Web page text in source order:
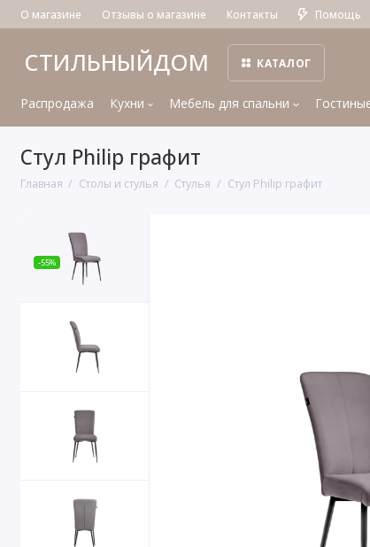
О магазине Отзывы о магазине Контакты Помощь
СТИЛЬНЫЙДОМ КАТАЛОГ
Распродажа Кухни Мебель для спальни
Стул Philip графит
Главная Столы и стулья Стулья Стул Philip графит
-55%